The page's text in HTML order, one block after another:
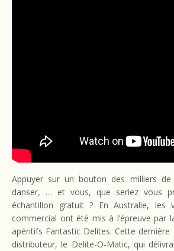
Appuyer sur un bouton des milliers
danser, … et vous, que seriez vous
échantillon gratuit ? En Australie, les
commercial ont été mis à l’épreuve par
apéritifs Fantastic Delites. Cette
distributeur, le Delite-O-Matic, qui